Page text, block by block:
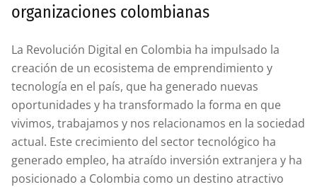
organizaciones colombianas
La Revolución Digital en Colombia ha impulsado la
creación de un ecosistema de emprendimiento y
tecnología en el país, que ha generado nuevas
oportunidades y ha transformado la forma en que
vivimos, trabajamos y nos relacionamos en la sociedad
actual. Este crecimiento del sector tecnológico ha
generado empleo, ha atraído inversión extranjera y ha
posicionado a Colombia como un destino atractivo